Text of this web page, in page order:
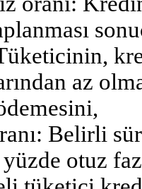
az
Belirli
otuz